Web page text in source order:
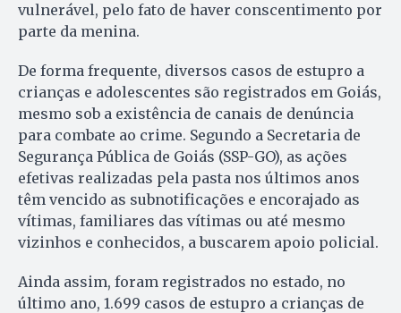
vulnerável, pelo fato de haver conscentimento por
parte da menina.
De forma frequente, diversos casos de estupro a
crianças e adolescentes são registrados em Goiás,
mesmo sob a existência de canais de denúncia
para combate ao crime. Segundo a Secretaria de
Segurança Pública de Goiás (SSP-GO), as ações
efetivas realizadas pela pasta nos últimos anos
têm vencido as subnotificações e encorajado as
vítimas, familiares das vítimas ou até mesmo
vizinhos e conhecidos, a buscarem apoio policial.
Ainda assim, foram registrados no estado, no
último ano, 1.699 casos de estupro a crianças de